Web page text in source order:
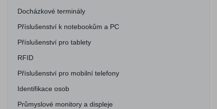
Docházkové terminály
Příslušenství k notebookům a PC
Příslušenství pro tablety
RFID
Příslušenství pro mobilní telefony
Identifikace osob
Průmyslové monitory a displeje